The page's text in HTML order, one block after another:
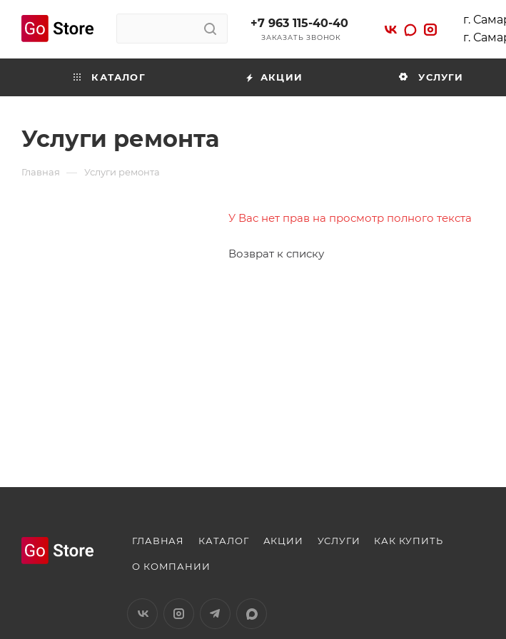
+7 963 115-40-40
ЗАКАЗАТЬ ЗВОНОК
г.
г.
КАТАЛОГ АКЦИИ УСЛУГИ
Услуги ремонта
Главная — Услуги ремонта
У Вас нет прав на просмотр полного текста
Возврат к списку
ГЛАВНАЯ КАТАЛОГ АКЦИИ УСЛУГИ КАК КУПИТЬ
О КОМПАНИИ